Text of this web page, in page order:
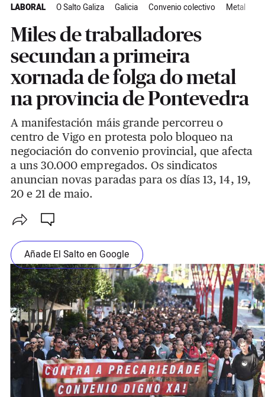
LABORAL O Salto Galiza Galicia Convenio colectivo Metal
Miles de traballadores
secundan a primeira
xornada de folga do metal
na provincia de Pontevedra
A manifestación máis grande percorreu o
centro de Vigo en protesta polo bloqueo na
negociación do convenio provincial, que afecta
a uns 30.000 empregados. Os sindicatos
anuncian novas paradas para os días 13, 14, 19,
20 e 21 de maio.
Añade El Salto en Google